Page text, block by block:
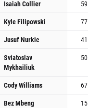
Isaiah Collier
59
Kyle Filipowski
77
Jusuf Nurkic
41
Sviatoslav
Mykhailiuk
50
Cody Williams 67
Bez Mbeng
15